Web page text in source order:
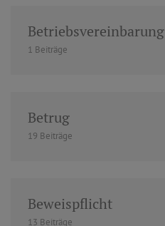
Betriebsvereinbarung
1 Beiträge
Betrug
19 Beiträge
Beweispflicht
13 Beiträge